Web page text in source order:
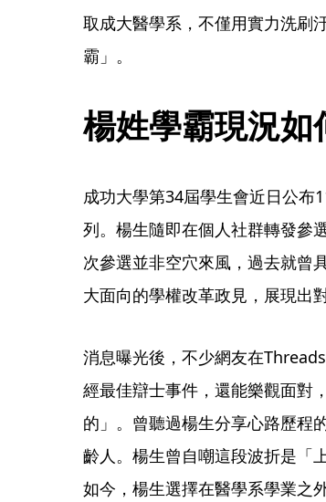
取成大醫學系，不僅用實力洗刷
霸」。
楊姓學霸現況如
成功大學第34屆學生會近日公布
列。楊生隨即在個人社群轉發參
次參選並非空穴來風，過去就曾
大面向的學權改革政見，展現出
消息曝光後，不少網友在
經最佳辯士事件，還能樂觀面對
的」。曾聽過楊生分享心路歷程
齡人。楊生曾自嘲這段波折是「
如今，楊生選擇在醫學系學業之